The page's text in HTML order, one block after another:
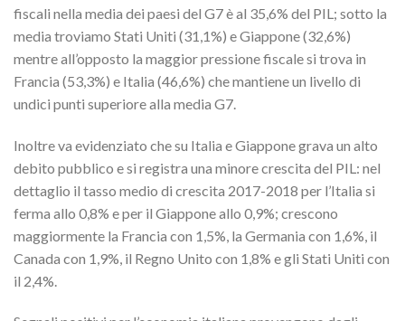
fiscali nella media dei paesi del G7 è al 35,6% del PIL; sotto la
media troviamo Stati Uniti (31,1%) e Giappone (32,6%)
mentre all’opposto la maggior pressione fiscale si trova in
Francia (53,3%) e Italia (46,6%) che mantiene un livello di
undici punti superiore alla media G7.
Inoltre va evidenziato che su Italia e Giappone grava un alto
debito pubblico e si registra una minore crescita del PIL: nel
dettaglio il tasso medio di crescita 2017-2018 per l’Italia si
ferma allo 0,8% e per il Giappone allo 0,9%; crescono
maggiormente la Francia con 1,5%, la Germania con 1,6%, il
Canada con 1,9%, il Regno Unito con 1,8% e gli Stati Uniti con
il 2,4%.